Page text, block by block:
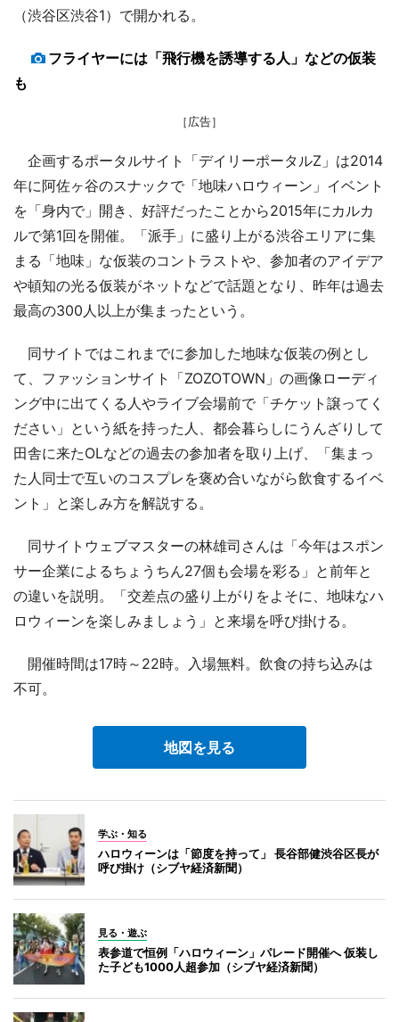
（渋谷区渋谷1）で開かれる。
フライヤーには「飛行機を誘導する人」などの仮装
も
［広告］
企画するポータルサイト「デイリーポータルZ」は2014
年に阿佐ヶ谷のスナックで「地味ハロウィーン」イベント
を「身内で」開き、好評だったことから2015年にカルカ
ルで第1回を開催。「派手」に盛り上がる渋谷エリアに集
まる「地味」な仮装のコントラストや、参加者のアイデア
や頓知の光る仮装がネットなどで話題となり、昨年は過去
最高の300人以上が集まったという。
同サイトではこれまでに参加した地味な仮装の例とし
て、ファッションサイト「ZOZOTOWN」の画像ローディ
ング中に出てくる人やライブ会場前で「チケット譲ってく
ださい」という紙を持った人、都会暮らしにうんざりして
田舎に来たOLなどの過去の参加者を取り上げ、「集まっ
た人同士で互いのコスプレを褒め合いながら飲食するイベ
ント」と楽しみ方を解説する。
同サイトウェブマスターの林雄司さんは「今年はスポン
サー企業によるちょうちん27個も会場を彩る」と前年と
の違いを説明。「交差点の盛り上がりをよそに、地味なハ
ロウィーンを楽しみましょう」と来場を呼び掛ける。
開催時間は17時～22時。入場無料。飲食の持ち込みは
不可。
地図を見る
学ぶ・知る
ハロウィーンは「節度を持って」 長谷部健渋谷区長が
呼び掛け（シブヤ経済新聞）
見る・遊ぶ
表参道で恒例「ハロウィーン」パレード開催へ 仮装し
た子ども1000人超参加（シブヤ経済新聞）